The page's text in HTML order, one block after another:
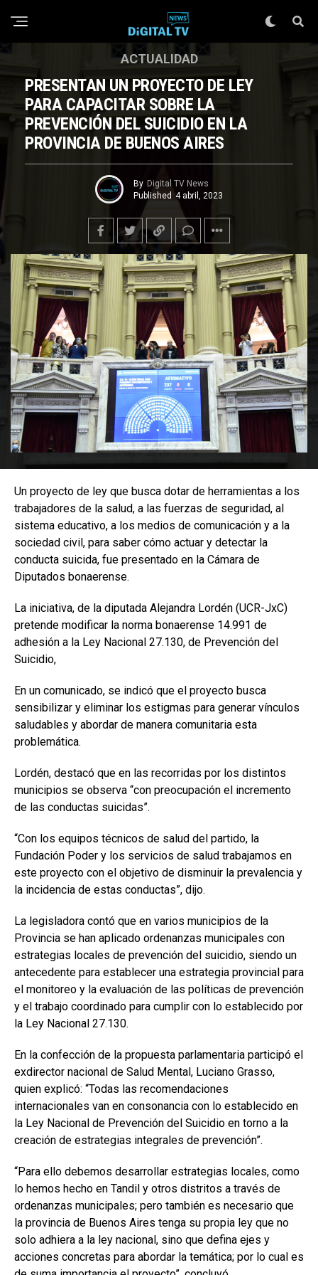
ACTUALIDAD
PRESENTAN UN PROYECTO DE LEY
PARA CAPACITAR SOBRE LA
PREVENCIÓN DEL SUICIDIO EN LA
PROVINCIA DE BUENOS AIRES
By Digital TV News
Published 4 abril, 2023
Un proyecto de ley que busca dotar de herramientas a los
trabajadores de la salud, a las fuerzas de seguridad, al
sistema educativo, a los medios de comunicación y a la
sociedad civil, para saber cómo actuar y detectar la
conducta suicida, fue presentado en la Cámara de
Diputados bonaerense.
La iniciativa, de la diputada Alejandra Lordén (UCR-JxC)
pretende modificar la norma bonaerense 14.991 de
adhesión a la Ley Nacional 27.130, de Prevención del
Suicidio,
En un comunicado, se indicó que el proyecto busca
sensibilizar y eliminar los estigmas para generar vínculos
saludables y abordar de manera comunitaria esta
problemática.
Lordén, destacó que en las recorridas por los distintos
municipios se observa “con preocupación el incremento
de las conductas suicidas”.
“Con los equipos técnicos de salud del partido, la
Fundación Poder y los servicios de salud trabajamos en
este proyecto con el objetivo de disminuir la prevalencia y
la incidencia de estas conductas”, dijo.
La legisladora contó que en varios municipios de la
Provincia se han aplicado ordenanzas municipales con
estrategias locales de prevención del suicidio, siendo un
antecedente para establecer una estrategia provincial para
el monitoreo y la evaluación de las políticas de prevención
y el trabajo coordinado para cumplir con lo establecido por
la Ley Nacional 27.130.
En la confección de la propuesta parlamentaria participó el
exdirector nacional de Salud Mental, Luciano Grasso,
quien explicó: “Todas las recomendaciones
internacionales van en consonancia con lo establecido en
la Ley Nacional de Prevención del Suicidio en torno a la
creación de estrategias integrales de prevención”.
“Para ello debemos desarrollar estrategias locales, como
lo hemos hecho en Tandil y otros distritos a través de
ordenanzas municipales; pero también es necesario que
la provincia de Buenos Aires tenga su propia ley que no
solo adhiera a la ley nacional, sino que defina ejes y
acciones concretas para abordar la temática; por lo cual es